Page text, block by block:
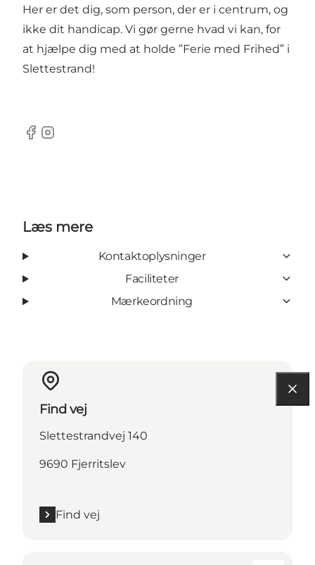
Her er det dig, som person, der er i centrum, og
ikke dit handicap. Vi gør gerne hvad vi kan, for
at hjælpe dig med at holde ”Ferie med Frihed” i
Slettestrand!
Facebook
Instagram
Læs mere
Kontaktoplysninger
Faciliteter
Mærkeordning
Find vej
Slettestrandvej 140
9690 Fjerritslev
Find vej